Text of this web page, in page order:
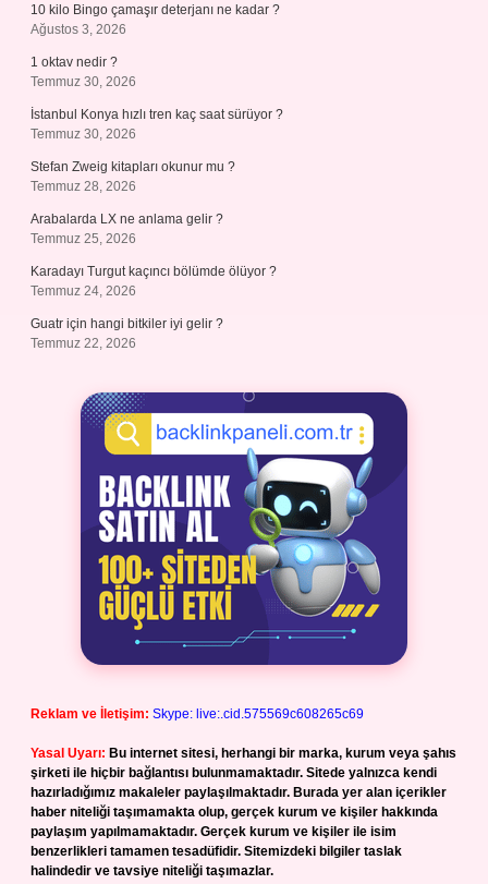
10 kilo Bingo çamaşır deterjanı ne kadar ?
Ağustos 3, 2026
1 oktav nedir ?
Temmuz 30, 2026
İstanbul Konya hızlı tren kaç saat sürüyor ?
Temmuz 30, 2026
Stefan Zweig kitapları okunur mu ?
Temmuz 28, 2026
Arabalarda LX ne anlama gelir ?
Temmuz 25, 2026
Karadayı Turgut kaçıncı bölümde ölüyor ?
Temmuz 24, 2026
Guatr için hangi bitkiler iyi gelir ?
Temmuz 22, 2026
Reklam ve İletişim: Skype: live:.cid.575569c608265c69
Yasal Uyarı: Bu internet sitesi, herhangi bir marka, kurum veya şahıs
şirketi ile hiçbir bağlantısı bulunmamaktadır. Sitede yalnızca kendi
hazırladığımız makaleler paylaşılmaktadır. Burada yer alan içerikler
haber niteliği taşımamakta olup, gerçek kurum ve kişiler hakkında
paylaşım yapılmamaktadır. Gerçek kurum ve kişiler ile isim
benzerlikleri tamamen tesadüfidir. Sitemizdeki bilgiler taslak
halindedir ve tavsiye niteliği taşımazlar.